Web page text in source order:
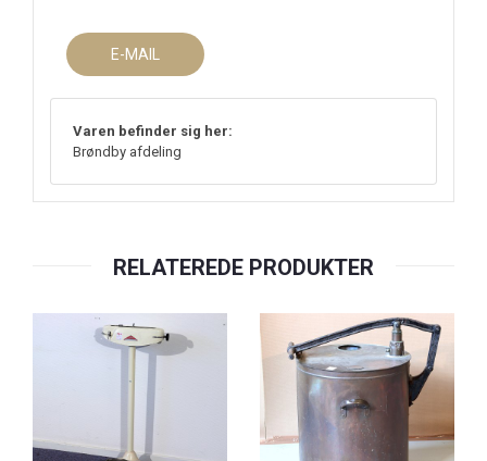
E-MAIL
Varen befinder sig her:
Brøndby afdeling
RELATEREDE PRODUKTER